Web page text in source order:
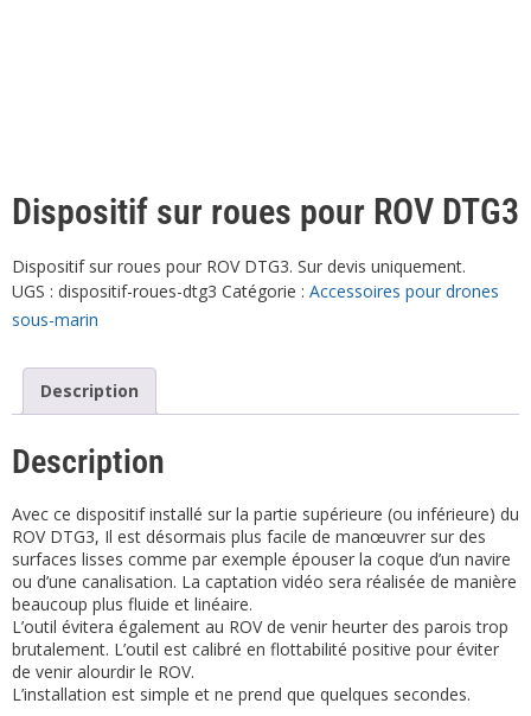
Dispositif sur roues pour ROV DTG3
Dispositif sur roues pour ROV DTG3. Sur devis uniquement.
UGS : dispositif-roues-dtg3 Catégorie : Accessoires pour drones
sous-marin
Description
Description
Avec ce dispositif installé sur la partie supérieure (ou inférieure) du
ROV DTG3, Il est désormais plus facile de manœuvrer sur des
surfaces lisses comme par exemple épouser la coque d’un navire
ou d’une canalisation. La captation vidéo sera réalisée de manière
beaucoup plus fluide et linéaire.
L’outil évitera également au ROV de venir heurter des parois trop
brutalement. L’outil est calibré en flottabilité positive pour éviter
de venir alourdir le ROV.
L’installation est simple et ne prend que quelques secondes.